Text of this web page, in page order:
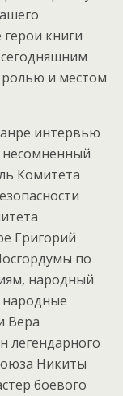
книги
ролью и местом
интервью
Комитета
Григорий
по
народный
народные
Вера
легендарного
Никиты
боевого